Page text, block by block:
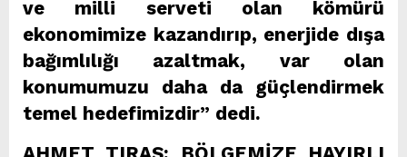
ve milli serveti olan kömürü
ekonomimize kazandırıp, enerjide dışa
bağımlılığı azaltmak, var olan
konumumuzu daha da güçlendirmek
temel hedefimizdir” dedi.